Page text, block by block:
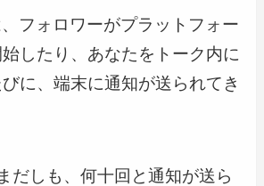
フォロワーがプラットフォー
したり、あなたをトーク内に
に、端末に通知が送られてき
だしも、何十回と通知が送ら